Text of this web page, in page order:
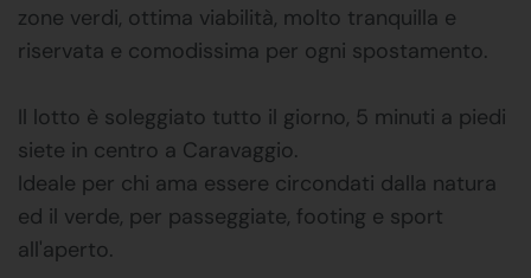
zone verdi, ottima viabilità, molto tranquilla e
riservata e comodissima per ogni spostamento.
Il lotto è soleggiato tutto il giorno, 5 minuti a piedi
siete in centro a Caravaggio.
Ideale per chi ama essere circondati dalla natura
ed il verde, per passeggiate, footing e sport
all'aperto.